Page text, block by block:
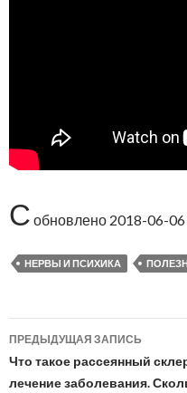
С обновлено 2018-06-06
НЕРВЫ И ПСИХИКА
Навигация
по
ПРЕДЫДУЩАЯ ЗАПИСЬ
Что такое рассеянный
лечение заболевания.